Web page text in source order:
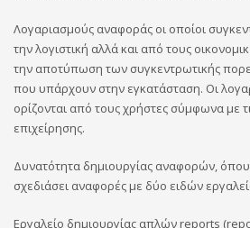
Λογαριασμούς αναφοράς οι οποίοι
την λογιστική αλλά και από τους
την αποτύπωση των συγκεντρωτικής
που υπάρχουν στην εγκατάσταση. Οι
ορίζονται από τους χρήστες σύμφωνα με
επιχείρησης.
Δυνατότητα δημιουργίας αναφορών,
σχεδιάσει αναφορές με δύο ειδών
Εργαλείο δημιουργίας απλών reports